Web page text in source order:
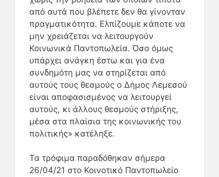
από αυτά που βλέπετε δεν θα γίνονταν
πραγματικότητα. Ελπίζουμε κάποτε να
μην χρειάζεται να λειτουργούν
Κοινωνικά Παντοπωλεία. Όσο όμως
υπάρχει ανάγκη έστω και για ένα
συνδημότη μας να στηρίζεται από
αυτούς τους θεσμούς ο Δήμος Λεμεσού
είναι αποφασισμένος να λειτουργεί
αυτούς, κι άλλους θεσμούς στήριξης,
μέσα στα πλαίσια της κοινωνικής του
πολιτικής» κατέληξε.
Τα τρόφιμα παραδόθηκαν σήμερα
26/04/21 στο Κοινοτικό Παντοπωλείο